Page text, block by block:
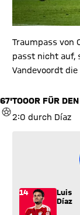
Traumpass von
passt nicht auf,
Vandevoordt
67'
TOR
TOOOR FÜR
2:0 durch Díaz
14
Luis
Díaz